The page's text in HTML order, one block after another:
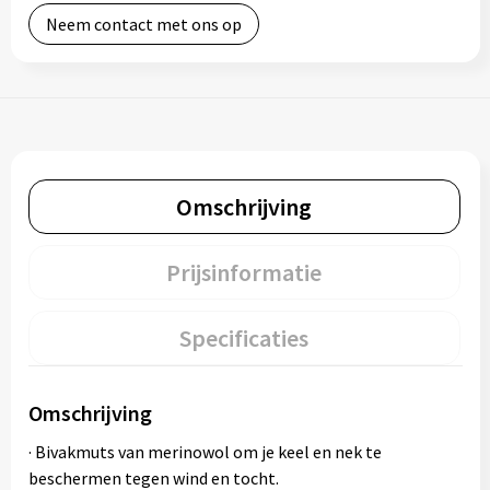
Neem contact met ons op
Omschrijving
Prijsinformatie
Specificaties
Omschrijving
· Bivakmuts van merinowol om je keel en nek te
beschermen tegen wind en tocht.